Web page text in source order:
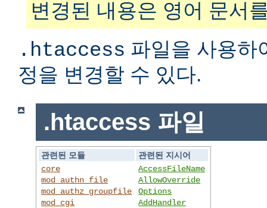
변경된 내용은 영어 문서
.htaccess 파일을 사용하
정을 변경할 수 있다.
.htaccess 파일
관련된 모듈
관련된 지시어
core
mod_authn_file
mod_authz_groupfile
mod_cgi
AccessFileName
AllowOverride
Options
AddHandler